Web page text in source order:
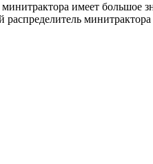
имеет большое
минитрактора